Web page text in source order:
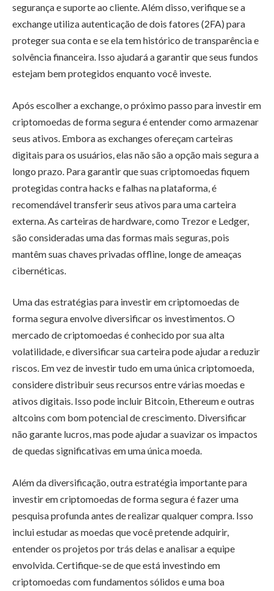
segurança e suporte ao cliente. Além disso, verifique se a
exchange utiliza autenticação de dois fatores (2FA) para
proteger sua conta e se ela tem histórico de transparência e
solvência financeira. Isso ajudará a garantir que seus fundos
estejam bem protegidos enquanto você investe.
Após escolher a exchange, o próximo passo para investir em
criptomoedas de forma segura é entender como armazenar
seus ativos. Embora as exchanges ofereçam carteiras
digitais para os usuários, elas não são a opção mais segura a
longo prazo. Para garantir que suas criptomoedas fiquem
protegidas contra hacks e falhas na plataforma, é
recomendável transferir seus ativos para uma carteira
externa. As carteiras de hardware, como Trezor e Ledger,
são consideradas uma das formas mais seguras, pois
mantêm suas chaves privadas offline, longe de ameaças
cibernéticas.
Uma das estratégias para investir em criptomoedas de
forma segura envolve diversificar os investimentos. O
mercado de criptomoedas é conhecido por sua alta
volatilidade, e diversificar sua carteira pode ajudar a reduzir
riscos. Em vez de investir tudo em uma única criptomoeda,
considere distribuir seus recursos entre várias moedas e
ativos digitais. Isso pode incluir Bitcoin, Ethereum e outras
altcoins com bom potencial de crescimento. Diversificar
não garante lucros, mas pode ajudar a suavizar os impactos
de quedas significativas em uma única moeda.
Além da diversificação, outra estratégia importante para
investir em criptomoedas de forma segura é fazer uma
pesquisa profunda antes de realizar qualquer compra. Isso
inclui estudar as moedas que você pretende adquirir,
entender os projetos por trás delas e analisar a equipe
envolvida. Certifique-se de que está investindo em
criptomoedas com fundamentos sólidos e uma boa